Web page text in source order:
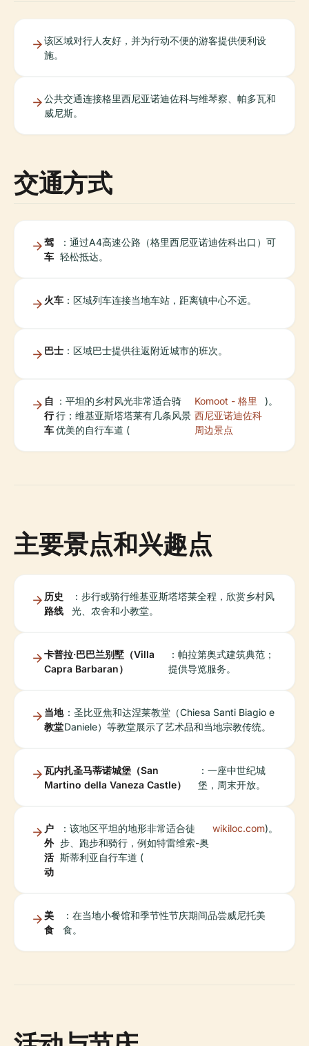
该区域对行人友好，并为行动不便的游客提供便利设
施。
公共交通连接格里西尼亚诺迪佐科与维琴察、帕多瓦和
威尼斯。
交通方式
驾
车
：通过A4高速公路（格里西尼亚诺迪佐科出口）可
轻松抵达。
火车 ：区域列车连接当地车站，距离镇中心不远。
巴士 ：区域巴士提供往返附近城市的班次。
自
行
车
：平坦的乡村风光非常适合骑
行；维基亚斯塔塔莱有几条风景
优美的自行车道 (
Komoot - 格里
西尼亚诺迪佐科
周边景点
)。
主要景点和兴趣点
历史
路线
：步行或骑行维基亚斯塔塔莱全程，欣赏乡村风
光、农舍和小教堂。
卡普拉·巴巴兰别墅（Villa
Capra Barbaran）
：帕拉第奥式建筑典范；
提供导览服务。
当地
教堂
：圣比亚焦和达涅莱教堂（Chiesa Santi Biagio e
Daniele）等教堂展示了艺术品和当地宗教传统。
瓦内扎圣马蒂诺城堡（San
Martino della Vaneza Castle）
：一座中世纪城
堡，周末开放。
户
外
活
动
：该地区平坦的地形非常适合徒
步、跑步和骑行，例如特雷维索-奥
斯蒂利亚自行车道 (
wikiloc.com)。
美
食
：在当地小餐馆和季节性节庆期间品尝威尼托美
食。